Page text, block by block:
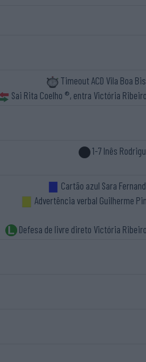
Timeout ACD Vila Boa
Sai Rita Coelho ®, entra Victória
1-7 Inês
Cartão azul Sara
Advertência verbal Guilherme
Defesa de livre direto Victória